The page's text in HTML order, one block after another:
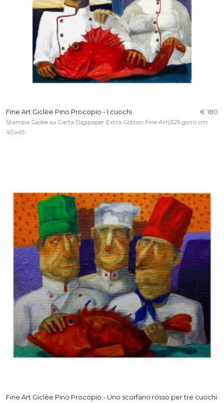
Fine Art Giclèe Pino Procopio - I cuochi € 180
Stampa Giclèe su Carta Digipaper Extra Cotton Fine Art(325 gsm) cm
40x45
Fine Art Giclèe Pino Procopio - Uno scorfano rosso per tre cuochi